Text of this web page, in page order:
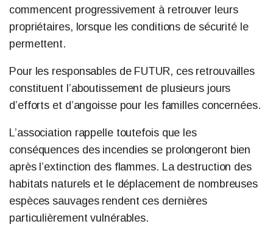
commencent progressivement à retrouver leurs
propriétaires, lorsque les conditions de sécurité le
permettent.
Pour les responsables de FUTUR, ces retrouvailles
constituent l’aboutissement de plusieurs jours
d’efforts et d’angoisse pour les familles concernées.
L’association rappelle toutefois que les
conséquences des incendies se prolongeront bien
après l’extinction des flammes. La destruction des
habitats naturels et le déplacement de nombreuses
espèces sauvages rendent ces dernières
particulièrement vulnérables.